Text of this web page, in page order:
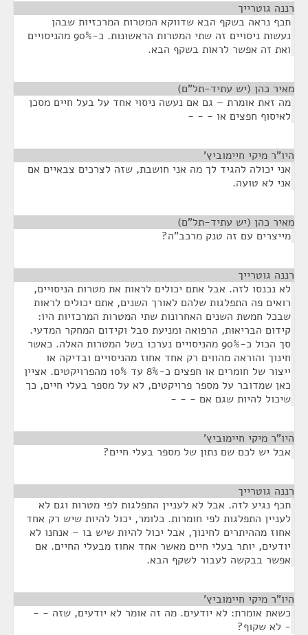
רננה גוטרייך
תכף נראה בשקף הבא שדווקא המטרות המרכזיות שבהן
נעשות ניסויים זה שתי המטרות הראשונות. כ-90% מהניסויים
ואת זה אפשר לראות בשקף הבא.
מאיר כהן (יש עתיד-תל"ם)
מה זאת אומרת – גם אם נעשה ניסוי אחד על בעל חיים מסכן
לאיסוף חפצים או - - -
היו"ר מיקי חיימוביץ'
אני יכולה להגיד לך מה אני חושבת, שזה לצרכים צבאיים אם
אני לא טועה.
מאיר כהן (יש עתיד-תל"ם)
מייצרים עם זה טנק מרכב"ה?
רננה גוטרייך
לא נכנסו לזה. אבל אתם יכולים לראות את מטרות הניסויים,
רואים פה התפלגות שלהם לאורך השנים, אתם יכולים לראות
שבכל חמשת השנים האחרונות שתי המטרות המרכזיות היו:
קידום הבריאות, הרפואה ומניעת סבל וקידום המחקר המדעי.
סך הכול כ-90% מהניסויים נערכו בשל המטרות האלה. כאשר
חינוך והוראה מהווים רק אחד אחוז מהניסויים ובדיקה או
ייצור של חומרים או חפצים כ-8% עד 10% מהפרויקטים. אציין
כאן שמדובר על מספר פרויקטים, לא על מספר בעלי חיים, כך
שיכול להיות שגם אם - - -
היו"ר מיקי חיימוביץ'
אבל יש לכם שם נתון של מספר בעלי חיים?
רננה גוטרייך
תכף נגיע לזה. אבל לא לעניין התפלגות לפי מטרות וגם לא
לעניין התפלגות לפי חומרות. כלומר, יכול להיות שיש רק אחד
אחוז מההיתרים לחינוך, אבל יכול להיות שיש בו – אנחנו לא
יודעים, יותר בעלי חיים מאשר אחד אחוז מבעלי החיים. אם
אפשר בבקשה לעבור לשקף הבא.
היו"ר מיקי חיימוביץ'
כשאת אומרת: לא יודעים. מה זה אומר לא יודעים, שזה - -
- לא שקוף?